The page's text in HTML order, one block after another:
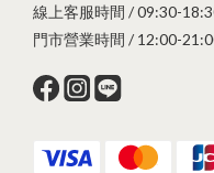
線上客服時間 / 09:30-
門市營業時間 / 12:00-